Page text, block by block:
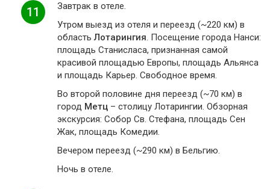
11
Завтрак в отеле.
Утром выезд из отеля и переезд (~220 км) в
областьЛотарингия. Посещение города Нанси:
площадь Станисласа, признанная самой
красивой площадью Европы, площадь Альянса
и площадь Карьер. Свободное время.
Во второй половине дня переезд (~70 км) в
город Метц – столицу Лотарингии. Обзорная
экскурсия: Собор Св. Стефана, площадь Сен
Жак, площадь Комедии.
Вечером переезд (~290 км) в Бельгию.
Ночь в отеле.